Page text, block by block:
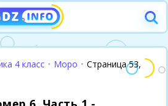
4 класс • Моро • Страница 53,